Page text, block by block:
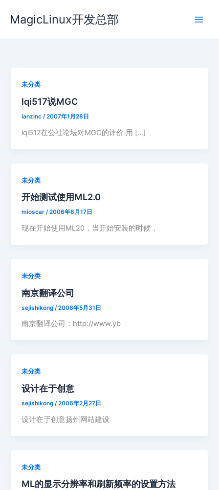
容
MagicLinux开发总部
未分类
lqi517说MGC
lanzinc/2007年1月28日
lqi517在公社论坛对MGC的评价 用 […]
未分类
开始测试使用ML2.0
mioscar/2006年8月17日
现在开始使用ML20，当开始安装的时候，
未分类
南京翻译公司
sejishikong /2006年5月31日
南京翻译公司：http://www.yb
未分类
设计在于创意
sejishikong/2006年2月27日
设计在于创意扬州网站建设
未分类
ML的显示分辨率和刷新频率的设置方法